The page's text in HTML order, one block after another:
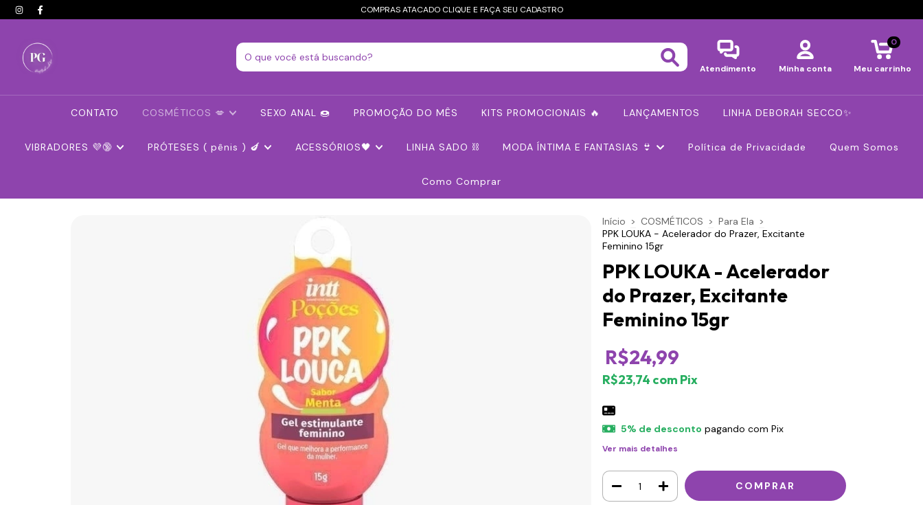
COMPRAS ATACADO CLIQUE E FAÇA SEU CADASTRO
Atendimento Minha conta Meu carrinho
0
CONTATO COSMÉTICOS 💋 SEXO ANAL 🍩 PROMOÇÃO DO MÊS KITS PROMOCIONAIS 🔥 LANÇAMENTOS LINHA DEBORAH SECCO✨
VIBRADORES 💜🔞 PRÓTESES ( pênis ) 🍆 ACESSÓRIOS🖤 LINHA SADO ⛓️ MODA ÍNTIMA E FANTASIAS 👙 Política de Privacidade Quem Somos
Como Comprar
Início > COSMÉTICOS > Para Ela >
PPK LOUKA - Acelerador do Prazer, Excitante
Feminino 15gr
PPK LOUKA - Acelerador
do Prazer, Excitante
Feminino 15gr
R$24,99
R$23,74 com Pix
5% de desconto pagando com Pix
Ver mais detalhes